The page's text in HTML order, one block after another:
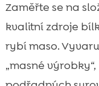
Zaměřte se na
kvalitní zdroje
rybí maso.
„masné